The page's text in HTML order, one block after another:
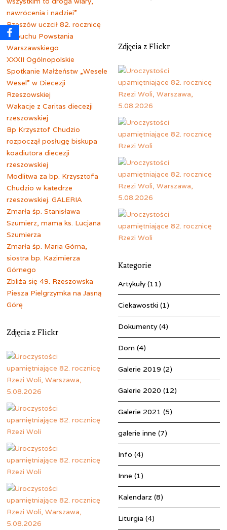
nawrócenia i nadziei”
Rzeszów uczcił 82. rocznicę
wybuchu Powstania
Warszawskiego
XXXII Ogólnopolskie
Spotkanie Małżeństw „Wesele
Wesel” w Diecezji
Rzeszowskiej
Wakacje z Caritas diecezji
rzeszowskiej
Bp Krzysztof Chudzio
rozpoczął posługę biskupa
koadiutora diecezji
rzeszowskiej
Modlitwa za bp. Krzysztofa
Chudzio w katedrze
rzeszowskiej. GALERIA
Zmarła śp. Stanisława
Szumierz, mama ks. Lucjana
Szumierza
Zmarła śp. Maria Górna,
siostra bp. Kazimierza
Górnego
Zbliża się 49. Rzeszowska
Piesza Pielgrzymka na Jasną
Górę
Zdjęcia z Flickr
Kategorie
Artykuły(11)
Ciekawostki (1)
Dokumenty(4)
Dom (4)
Galerie 2019 (2)
Galerie 2020 (12)
Galerie 2021 (5)
galerie inne (7)
Info (4)
Inne (1)
Kalendarz (8)
Liturgia (4)
Zdjęcia z Flickr